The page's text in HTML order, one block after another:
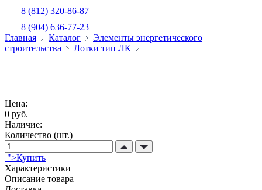
8 (812) 320-86-87
8 (904) 636-77-23
Главная
Каталог
Элементы энергетического
строительства
Лотки тип ЛК
Цена:
0 руб.
Наличие:
Количество (шт.)
">Купить
Характеристики
Описание товара